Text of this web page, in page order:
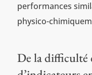
performances
physico-
De la difficulté